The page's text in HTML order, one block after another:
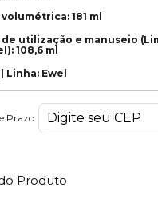
181 ml
utilização e manuseio
108,6 ml
Linha: Ewel
Prazo
Produto